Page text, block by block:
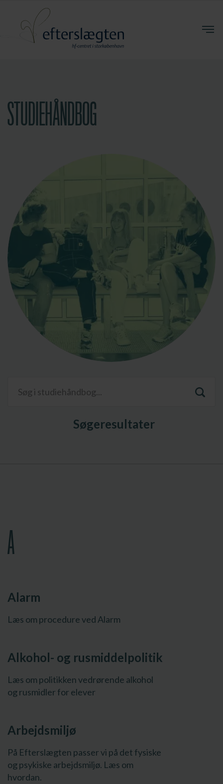
STUDIEHÅNDBOG
Søgeresultater
A
Alarm
Læs om procedure ved Alarm
Alkohol- og rusmiddelpolitik
Læs om politikken vedrørende alkohol
og rusmidler for elever
Arbejdsmiljø
På Efterslægten passer vi på det fysiske
og psykiske arbejdsmiljø. Læs om
hvordan.